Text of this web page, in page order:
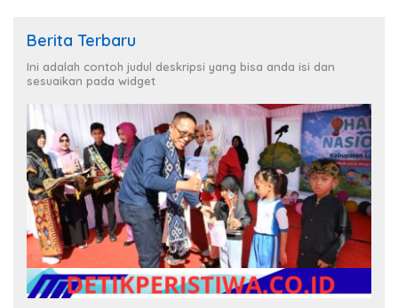
Berita Terbaru
Ini adalah contoh judul deskripsi yang bisa anda isi dan
sesuaikan pada widget